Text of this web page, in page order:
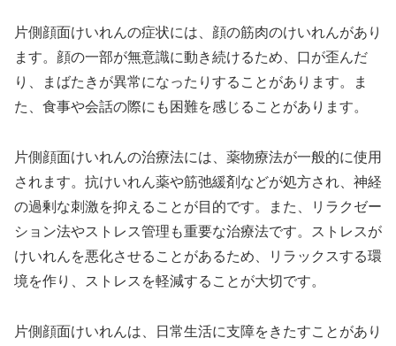
片側顔面けいれんの症状には、顔の筋肉のけいれんがあり
ます。顔の一部が無意識に動き続けるため、口が歪んだ
り、まばたきが異常になったりすることがあります。ま
た、食事や会話の際にも困難を感じることがあります。
片側顔面けいれんの治療法には、薬物療法が一般的に使用
されます。抗けいれん薬や筋弛緩剤などが処方され、神経
の過剰な刺激を抑えることが目的です。また、リラクゼー
ション法やストレス管理も重要な治療法です。ストレスが
けいれんを悪化させることがあるため、リラックスする環
境を作り、ストレスを軽減することが大切です。
片側顔面けいれんは、日常生活に支障をきたすことがあり